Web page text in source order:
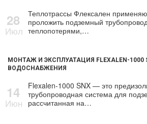
28
Июл
Теплотрассы Флексален
проложить подземный
теплопотерями,…
МОНТАЖ И ЭКСПЛУАТАЦИЯ FLEXALEN-
ВОДОСНАБЖЕНИЯ
14
Июн
Flexalen-1000 SNX — это
трубопроводная система для
рассчитанная на…